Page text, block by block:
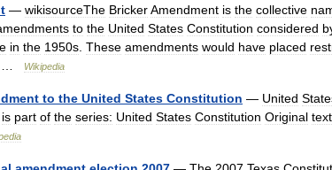
— wikisourceThe BrickerAmendment is the collective
to the United States Constitution considered
in the 1950s These amendments would have placed
Wikipedia
to the United States Constitution — United
is part of the series: United States Constitution Original text